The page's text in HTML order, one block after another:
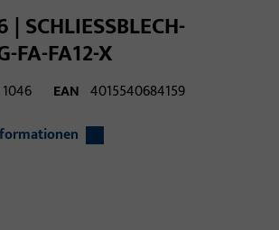
SCHLIESSBLECH-
FA-FA12-X
EAN 4015540684159